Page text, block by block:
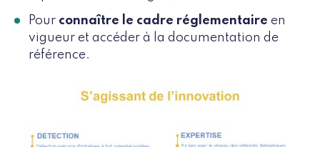
Pour connaître le cadre réglementaire en
vigueur et accéder à la documentation de
référence.